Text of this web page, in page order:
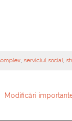
, serviciul social,
Modificări